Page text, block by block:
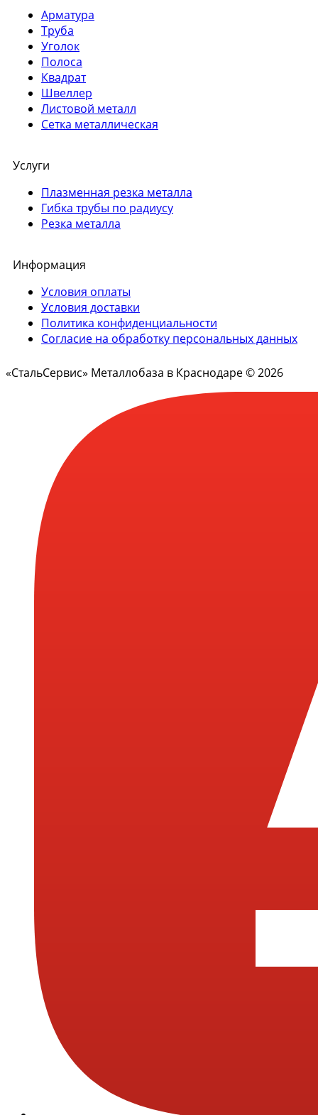
Арматура
Труба
Уголок
Полоса
Квадрат
Швеллер
Листовой металл
Сетка металлическая
Услуги
Плазменная резка металла
Гибка трубы по радиусу
Резка металла
Информация
Условия оплаты
Условия доставки
Политика конфиденциальности
Согласие на обработку персональных данных
«СтальСервис» Металлобаза в Краснодаре © 2026